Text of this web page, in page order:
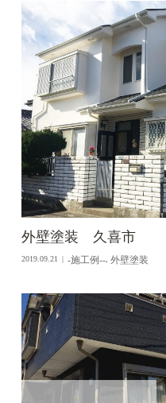
外壁塗装 久喜市
2019.09.21 -施工例-- ,外壁塗装